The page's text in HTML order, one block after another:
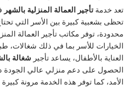
تعد خدمةتأجير العمالة المنزلية بالشهر
تحظى بشعبية كبيرة بين الأسر التي
محدودة، توفر مكاتب تأجير العمالة
الخيارات للأسر بما في ذلك شغالات،
العناية بالأطفال، يساعد تأجير شغالة
الحصول على دعم منزلي عالي الجودة
الأمد، كما توفر هذه الخدمة مرونة